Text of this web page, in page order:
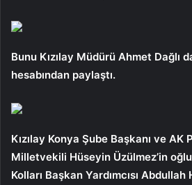
Bunu Kızılay Müdürü Ahmet Dağlı
hesabından paylaştı.
Kızılay Konya Şube Başkanı ve AK
Milletvekili Hüseyin Üzülmez’in oğlu
Kolları Başkan Yardımcısı